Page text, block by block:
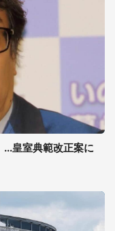
皇室典範改正案に